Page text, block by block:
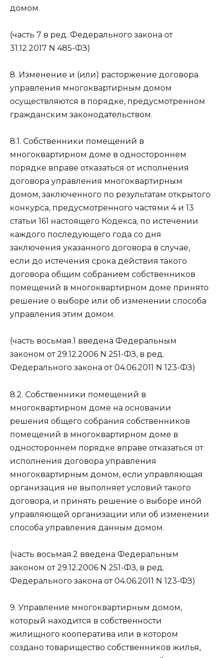
домом.
(часть 7 в ред. Федерального закона от
31.12.2017 N 485-ФЗ)
8. Изменение и (или) расторжение договора
управления многоквартирным домом
осуществляются в порядке, предусмотренном
гражданским законодательством.
8.1. Собственники помещений в
многоквартирном доме в одностороннем
порядке вправе отказаться от исполнения
договора управления многоквартирным
домом, заключенного по результатам открытого
конкурса, предусмотренного частями 4 и 13
статьи 161 настоящего Кодекса, по истечении
каждого последующего года со дня
заключения указанного договора в случае,
если до истечения срока действия такого
договора общим собранием собственников
помещений в многоквартирном доме принято
решение о выборе или об изменении способа
управления этим домом.
(часть восьмая.1 введена Федеральным
законом от 29.12.2006 N 251-ФЗ, в ред.
Федерального закона от 04.06.2011 N 123-ФЗ)
8.2. Собственники помещений в
многоквартирном доме на основании
решения общего собрания собственников
помещений в многоквартирном доме в
одностороннем порядке вправе отказаться от
исполнения договора управления
многоквартирным домом, если управляющая
организация не выполняет условий такого
договора, и принять решение о выборе иной
управляющей организации или об изменении
способа управления данным домом.
(часть восьмая.2 введена Федеральным
законом от 29.12.2006 N 251-ФЗ, в ред.
Федерального закона от 04.06.2011 N 123-ФЗ)
9. Управление многоквартирным домом,
который находится в собственности
жилищного кооператива или в котором
создано товарищество собственников жилья,